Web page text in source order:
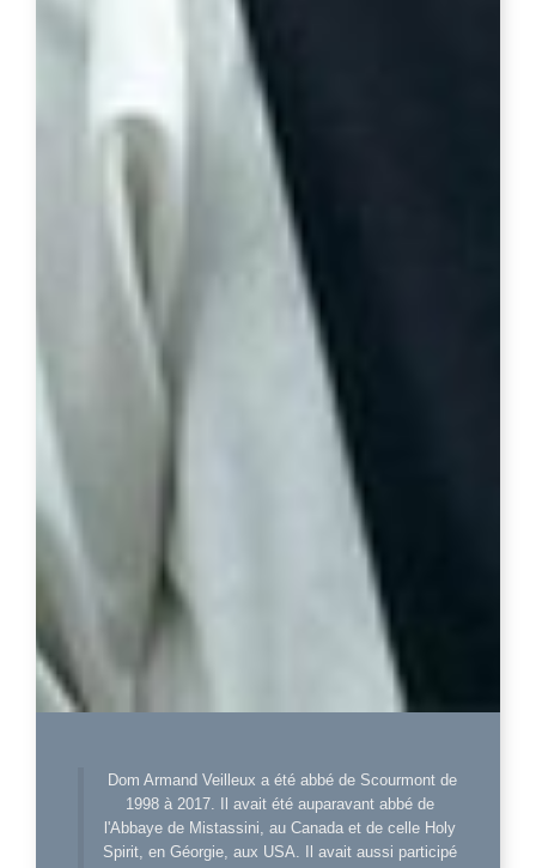
Dom Armand Veilleux a été abbé de Scourmont de
1998 à 2017. Il avait été auparavant abbé de
l'Abbaye de Mistassini, au Canada et de celle Holy
Spirit, en Géorgie, aux USA. Il avait aussi participé